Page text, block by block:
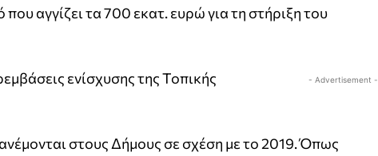
αγγίζει τα 700 εκατ. ευρώ για τη στήριξη του
- Advertisement -
ενίσχυσης της Τοπικής
στους Δήμους σε σχέση με το 2019. Όπως